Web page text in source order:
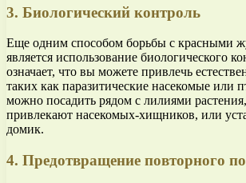
3. Биологический контроль
Еще одним способом борьбы с красными
является использование биологического
означает, что вы можете привлечь
таких как паразитические насекомые или
можно посадить рядом с лилиями
привлекают насекомых-хищников, или
домик.
4. Предотвращение повторного